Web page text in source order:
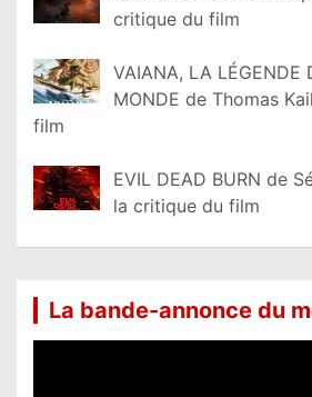
critique du film
VAIANA, LA LÉGENDE
MONDE de Thomas
film
EVIL DEAD BURN de
la critique du film
La bande-annonce du